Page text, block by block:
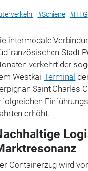
#Schiene #HTG
intermodale
Stadt
verkehrt der
Westkai-Terminal
Saint Charles
erhöht.
Containerzug wird